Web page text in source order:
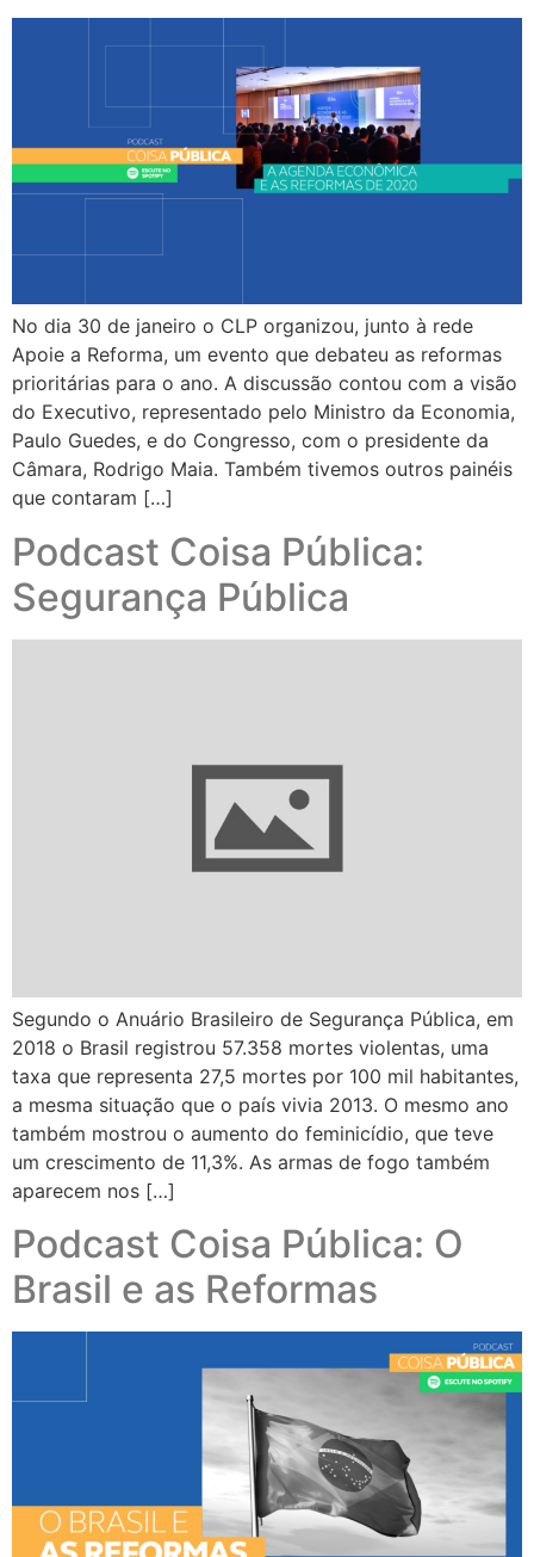
No dia 30 de janeiro o CLP organizou, junto à rede
Apoie a Reforma, um evento que debateu as reformas
prioritárias para o ano. A discussão contou com a visão
do Executivo, representado pelo Ministro da Economia,
Paulo Guedes, e do Congresso, com o presidente da
Câmara, Rodrigo Maia. Também tivemos outros painéis
que contaram […]
Podcast Coisa Pública:
Segurança Pública
Segundo o Anuário Brasileiro de Segurança Pública, em
2018 o Brasil registrou 57.358 mortes violentas, uma
taxa que representa 27,5 mortes por 100 mil habitantes,
a mesma situação que o país vivia 2013. O mesmo ano
também mostrou o aumento do feminicídio, que teve
um crescimento de 11,3%. As armas de fogo também
aparecem nos […]
Podcast Coisa Pública: O
Brasil e as Reformas